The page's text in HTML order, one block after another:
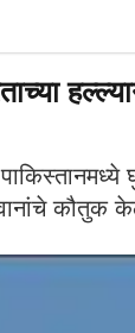
कौतुक